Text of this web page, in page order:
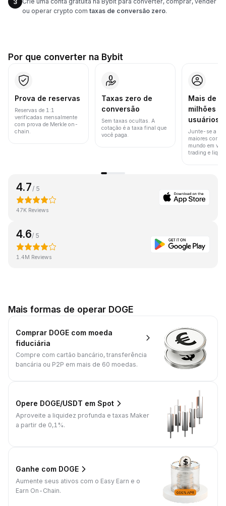
3
ou operar crypto com taxas de conversão zero.
Por que converter na Bybit
Prova de reservas
Reservas de 1:1
verificadas mensalmente
com prova de Merkle on-
chain.
Taxas zero de
conversão
Sem taxas ocultas. A
cotação é a taxa final que
você paga.
Mais de
milhões
usuários
Junte-se a
maiores
mundo em
trading e
4.7 / 5
47K Reviews
4.6/ 5
1.4M Reviews
Mais formas de operar DOGE
Comprar DOGE com moeda
fiduciária
Compre com cartão bancário, transferência
bancária ou P2P em mais de 60 moedas.
Opere DOGE/USDT em Spot
Aproveite a liquidez profunda e taxas Maker
a partir de 0,1%.
Ganhe com DOGE
Aumente seus ativos com o Easy Earn e o
Earn On-Chain.